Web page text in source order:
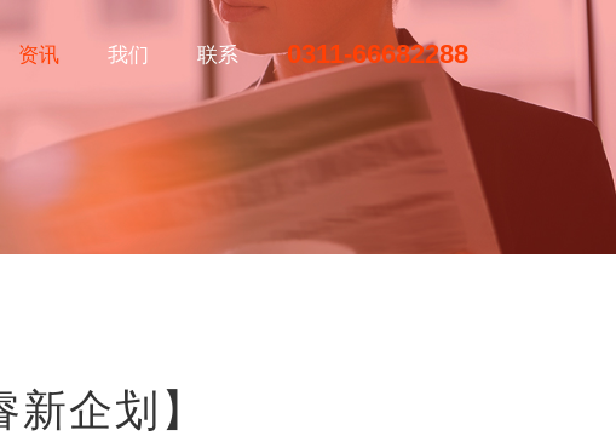
资讯 我们 联系 0311-66682288
企划】